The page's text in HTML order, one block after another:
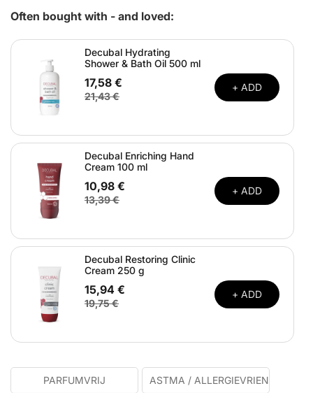
Often bought with - and loved:
Decubal Hydrating
Shower & Bath Oil 500 ml
17,58 €
21,43 €
+ ADD
Decubal Enriching Hand
Cream 100 ml
10,98 €
13,39 €
+ ADD
Decubal Restoring Clinic
Cream 250 g
15,94 €
19,75 €
+ ADD
PARFUMVRIJ ASTMA / ALLERGIEVRIENDELIJK